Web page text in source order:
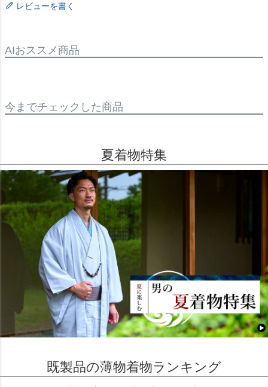
レビューを書く
AIおススメ商品
今までチェックした商品
夏着物特集
既製品の薄物着物ランキング